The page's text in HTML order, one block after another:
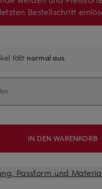
Bestellschritt
fällt normal aus.
IN DEN WARENKORB
Passform und